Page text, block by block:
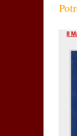
Il